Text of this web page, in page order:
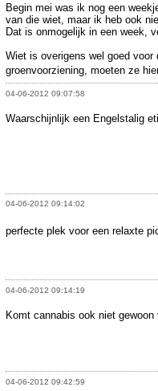
Begin mei was ik nog een
van die wiet, maar ik heb ook
Dat is onmogelijk in een week,
Wiet is overigens wel goed voor
groenvoorziening, moeten ze
04-06-2012 09:07:58
Waarschijnlijk een Engelstalig
04-06-2012 09:14:02
perfecte plek voor een relaxte
04-06-2012 09:14:19
Komt cannabis ook niet
04-06-2012 09:42:59